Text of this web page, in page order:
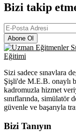
Bizi takip
Abone Ol
Sizi sadece sınavlara
Şişli'de M.E.B. onaylı
kadromuzla hizmet
sınıflarında, simülatör
güvenle ve başarıyla
Bizi Tanıyın